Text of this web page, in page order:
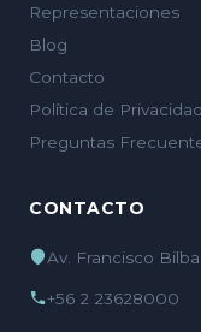
Representaciones
Blog
Contacto
Política de Privacidad
Preguntas
CONTACTO
Av. Francisco
+56 2 23628000